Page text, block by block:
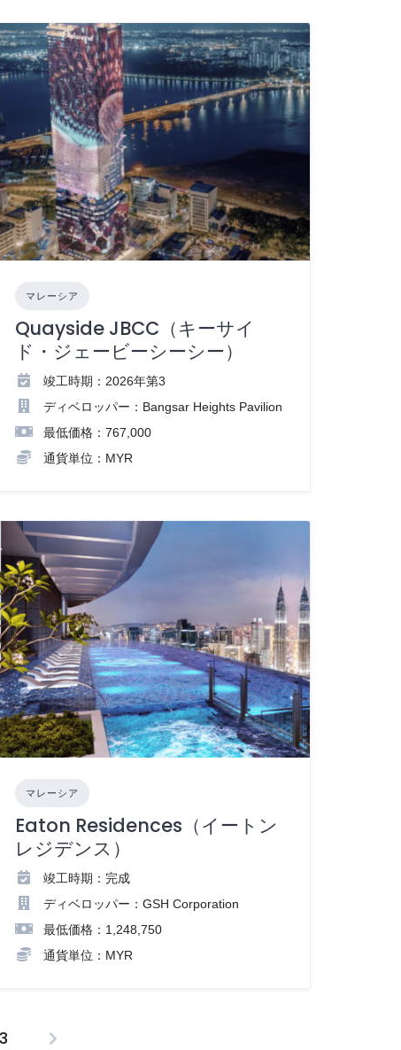
マレーシア
Quayside JBCC（キーサイ
ド・ジェービーシーシー）
竣工時期：2026年第3
ディベロッパー：Bangsar Heights Pavilion
最低価格：767,000
通貨単位：MYR
マレーシア
Eaton Residences（イートン
レジデンス）
竣工時期：完成
ディベロッパー：GSH Corporation
最低価格：1,248,750
通貨単位：MYR
3